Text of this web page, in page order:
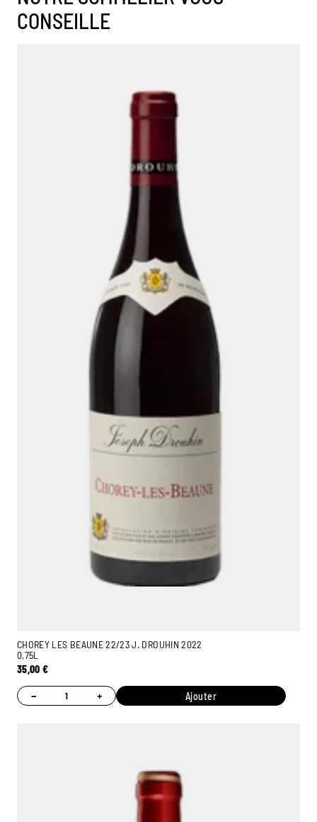
CONSEILLE
CHOREY LES BEAUNE 22/23 J. DROUHIN 2022
0,75L
35,00€
− + Ajouter